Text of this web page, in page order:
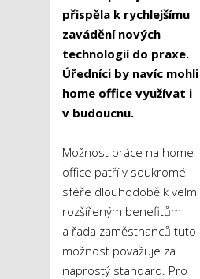
přispěla k rychlejšímu
zavádění nových
technologií do praxe.
Úředníci by navíc mohli
home office využívat i
v budoucnu.
Možnost práce na home
office patří v soukromé
sféře dlouhodobě k velmi
rozšířeným benefitům
a řada zaměstnanců tuto
možnost považuje za
naprostý standard. Pro